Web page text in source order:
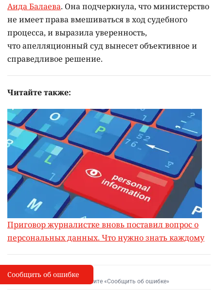
Аида Балаева. Она подчеркнула, что министерство
не имеет права вмешиваться в ход судебного
процесса, и выразила уверенность,
что апелляционный суд вынесет объективное и
справедливое решение.
Читайте также:
Приговор журналистке вновь поставил вопрос о
персональных данных. Что нужно знать каждому
I
Сообщить об опечатке
Выделите фрагмент и нажмите «Сообщить об ошибке»
Сообщить об ошибке